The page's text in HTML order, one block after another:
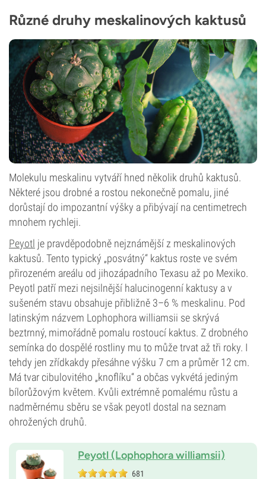
Různé druhy meskalinových kaktusů
Molekulu meskalinu vytváří hned několik druhů kaktusů.
Některé jsou drobné a rostou nekonečně pomalu, jiné
dorůstají do impozantní výšky a přibývají na centimetrech
mnohem rychleji.
Peyotl je pravděpodobně nejznámější z meskalinových
kaktusů. Tento typický „posvátný“ kaktus roste ve svém
přirozeném areálu od jihozápadního Texasu až po Mexiko.
Peyotl patří mezi nejsilnější halucinogenní kaktusy a v
sušeném stavu obsahuje přibližně 3–6 % meskalinu. Pod
latinským názvem Lophophora williamsii se skrývá
beztrnný, mimořádně pomalu rostoucí kaktus. Z drobného
semínka do dospělé rostliny mu to může trvat až tři roky. I
tehdy jen zřídkakdy přesáhne výšku 7 cm a průměr 12 cm.
Má tvar cibulovitého „knoflíku“ a občas vykvétá jediným
bílorůžovým květem. Kvůli extrémně pomalému růstu a
nadměrnému sběru se však peyotl dostal na seznam
ohrožených druhů.
Peyotl (Lophophora williamsii)
681